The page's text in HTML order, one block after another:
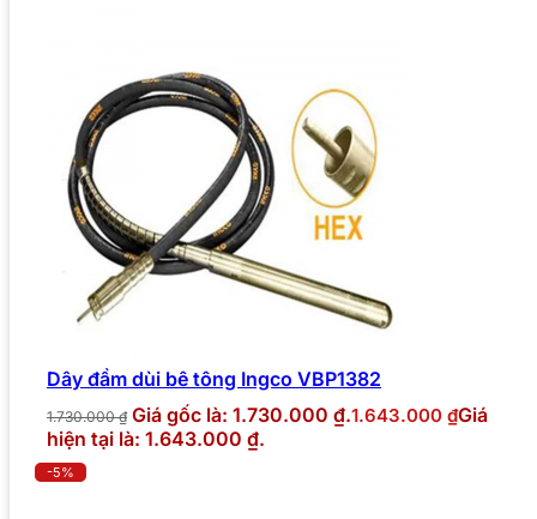
Dây đầm dùi bê tông Ingco VBP1382
1.730.000₫ Giá gốc là: 1.730.000 ₫.1.643.000 ₫Giá
hiện tại là: 1.643.000 ₫.
-5%